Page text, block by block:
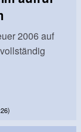
2006 auf